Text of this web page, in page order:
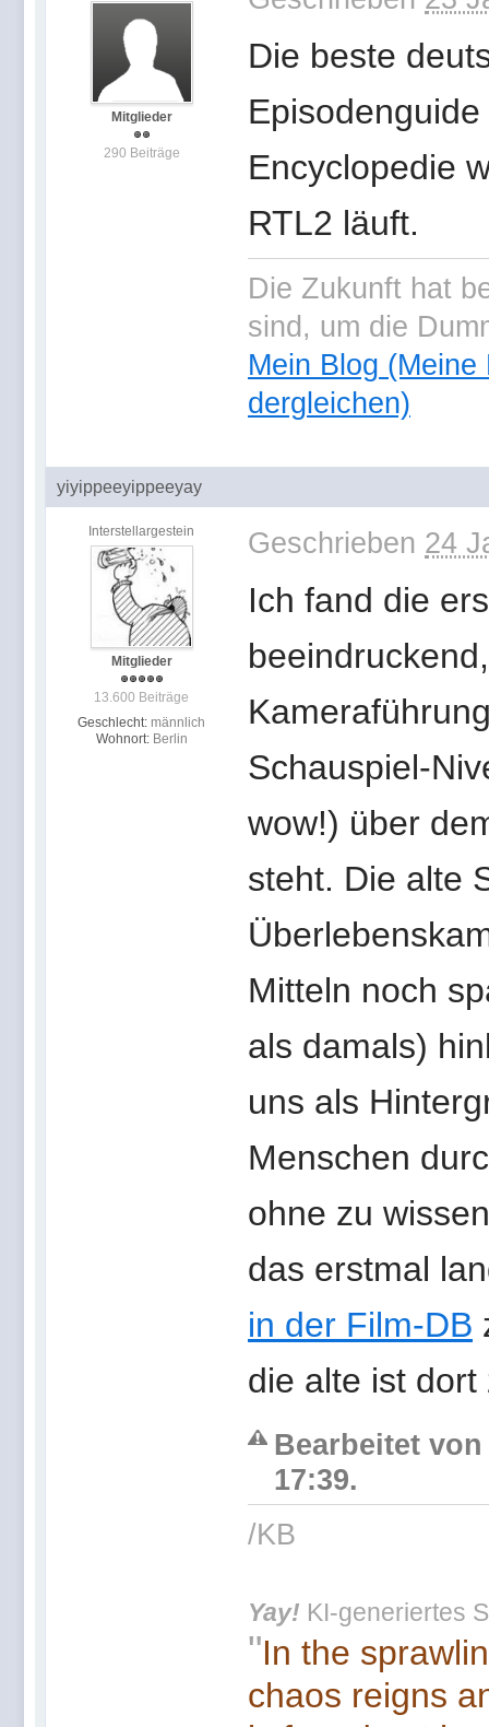
Mitglieder
290 Beiträge
Die beste
Encyclopedie
RTL2 läuft.
Die Zukunft hat
sind, um die
Mein Blog
dergleichen)
yiyippeeyippeeyay
Interstellargestein
Mitglieder
13.600 Beiträge
Geschlecht: männlich
Wohnort: Berlin
Geschrieben 24
Ich fand die
Schauspiel-
wow!) über
steht. Die alte
Mitteln noch
als damals)
uns als
Menschen
ohne zu
das erstmal
in der Film-DB
die alte ist
Bearbeitet
17:39.
/KB
Yay! KI-generiertes
"In the
chaos reigns